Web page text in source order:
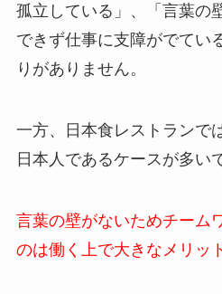
孤立している」、「言葉の
できず仕事に支障がでてい
りがありません。
一方、日本食レストランで
日本人であるケースが多い
言葉の壁がないためチーム
のは働く上で大きなメリッ